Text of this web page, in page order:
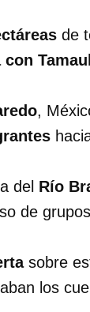
de
,
del Río
de
sobre
los